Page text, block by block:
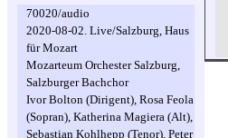
70020/audio
2020-08-02. Live/Salzburg, Haus
für Mozart
Mozarteum Orchester Salzburg,
Salzburger Bachchor
Ivor Bolton (Dirigent), Rosa Feola
(Sopran), Katherina Magiera (Alt),
Sebastian Kohlhepp (Tenor), Peter